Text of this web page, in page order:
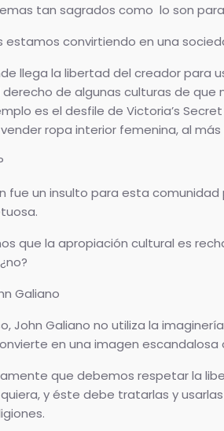
tan sagrados como lo son
estamos convirtiendo en una
llega la libertad del creador para
de algunas culturas de
es el desfile de Victoria’s
ropa interior femenina, al
fue un insulto para esta
que la apropiación cultural es
Galiano
John Galiano no utiliza la
en una imagen escandalosa
que debemos respetar la
y éste debe tratarlas y